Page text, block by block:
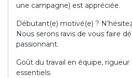
une campagne) est appréciée.
Débutant(e) motivé(e) ?
Nous serons ravis de vous faire
passionnant.
Goût du travail en équipe,
essentiels.